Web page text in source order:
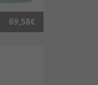
69,58€